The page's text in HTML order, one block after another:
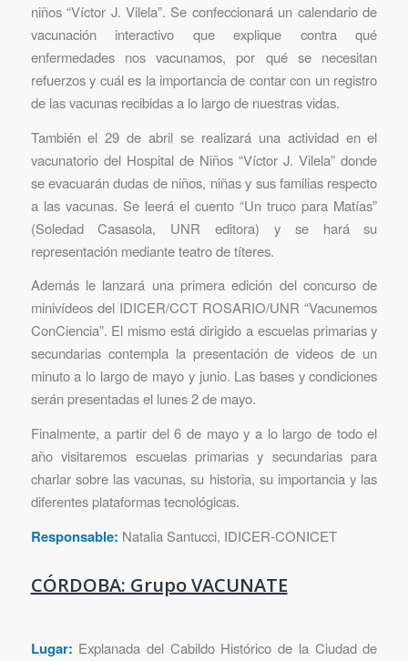
niños “Víctor J. Vilela”. Se confeccionará un calendario de
vacunación interactivo que explique contra qué
enfermedades nos vacunamos, por qué se necesitan
refuerzos y cuál es la importancia de contar con un registro
de las vacunas recibidas a lo largo de nuestras vidas.
También el 29 de abril se realizará una actividad en el
vacunatorio del Hospital de Niños “Víctor J. Vilela” donde
se evacuarán dudas de niños, niñas y sus familias respecto
a las vacunas. Se leerá el cuento “Un truco para Matías”
(Soledad Casasola, UNR editora) y se hará su
representación mediante teatro de títeres.
Además le lanzará una primera edición del concurso de
minivídeos del IDICER/CCT ROSARIO/UNR “Vacunemos
ConCiencia”. El mismo está dirigido a escuelas primarias y
secundarias contempla la presentación de videos de un
minuto a lo largo de mayo y junio. Las bases y condiciones
serán presentadas el lunes 2 de mayo.
Finalmente, a partir del 6 de mayo y a lo largo de todo el
año visitaremos escuelas primarias y secundarias para
charlar sobre las vacunas, su historia, su importancia y las
diferentes plataformas tecnológicas.
Responsable: Natalia Santucci, IDICER-CONICET
CÓRDOBA: Grupo VACUNATE
Lugar: Explanada del Cabildo Histórico de la Ciudad de